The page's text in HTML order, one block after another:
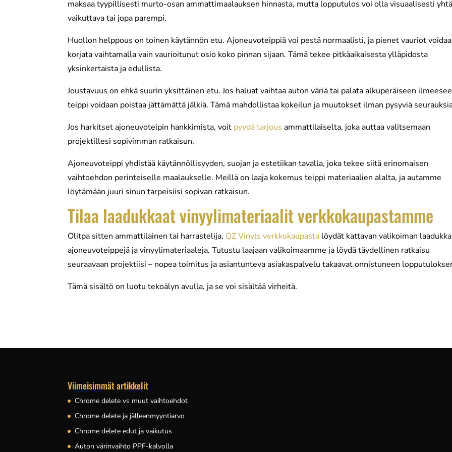
maksaa tyypillisesti murto-osan ammattimaalauksen hinnasta, mutta lopputulos voi olla visuaalisesti yhtä
vaikuttava tai jopa parempi.
Huollon helppous on toinen käytännön etu. Ajoneuvoteippiä voi pestä normaalisti, ja pienet vauriot
korjata vaihtamalla vain vaurioitunut osio koko pinnan sijaan. Tämä tekee pitkäaikaisesta ylläpidosta
yksinkertaista ja edullista.
Joustavuus on ehkä suurin yksittäinen etu. Jos haluat vaihtaa auton väriä tai palata alkuperäiseen
teippi voidaan poistaa jättämättä jälkiä. Tämä mahdollistaa kokeilun ja muutokset ilman pysyviä
Jos harkitset ajoneuvoteipin hankkimista, voit pyydä tarjous ammattilaiselta, joka auttaa valitsemaan
projektillesi sopivimman ratkaisun.
Ajoneuvoteippi yhdistää käytännöllisyyden, suojan ja estetiikan tavalla, joka tekee siitä erinomaisen
vaihtoehdon perinteiselle maalaukselle. Meillä on laaja kokemus teippi materiaalien alalta, ja autamme
löytämään juuri sinun tarpeisiisi sopivan ratkaisun.
Tilaa laadukkaat vinyylimateriaalit verkkokaupastamme
Olitpa sitten ammattilainen tai harrastelija, QZ Vinyls verkkokaupasta löydät kattavan valikoiman
ajoneuvoteippejä ja vinyylimateriaaleja. Tutustu laajaan valikoimaamme ja löydä täydellinen ratkaisu
seuraavaan projektiisi – nopea toimitus ja asiantunteva asiakaspalvelu takaavat onnistuneen
Tämä sisältö on luotu tekoälyn avulla, ja se voi sisältää virheitä.
Viimeisimmät artikkelit
Chrome delete vs muut vaihtoehdot
Chrome delete ja jälleenmyyntiarvo
Chrome delete edut ja vaikutus
Auton värinvaihto PPF-kalvolla